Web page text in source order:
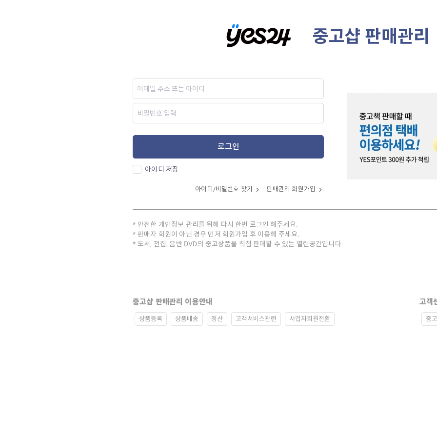
중고샵 판매관리
로그인
아이디 저장
아이디/비밀번호 찾기 판매관리 회원가입
안전한 개인정보 관리를 위해 다시 한번 로그인 해주세요.
판매자 회원이 아닌 경우 먼저 회원가입 후 이용해 주세요.
도서, 전집, 음반 DVD의 중고상품을 직접 판매할 수 있는 열린공간입니다.
중고샵 판매관리 이용안내
상품등록 상품배송 정산 고객서비스관련 사업자회원전환
고객
중